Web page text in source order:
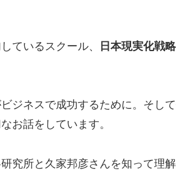
ているスクール、 日本現実化戦
ジネスで成功するために。そし
お話をしています。
究所と久家邦彦さんを知って理